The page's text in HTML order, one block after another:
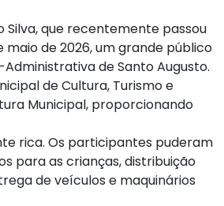
Silva, que recentemente passou
de 2026, um grande público
de Santo Augusto.
de Cultura, Turismo e
Municipal, proporcionando
rica. Os participantes puderam
para as crianças, distribuição
de veículos e maquinários